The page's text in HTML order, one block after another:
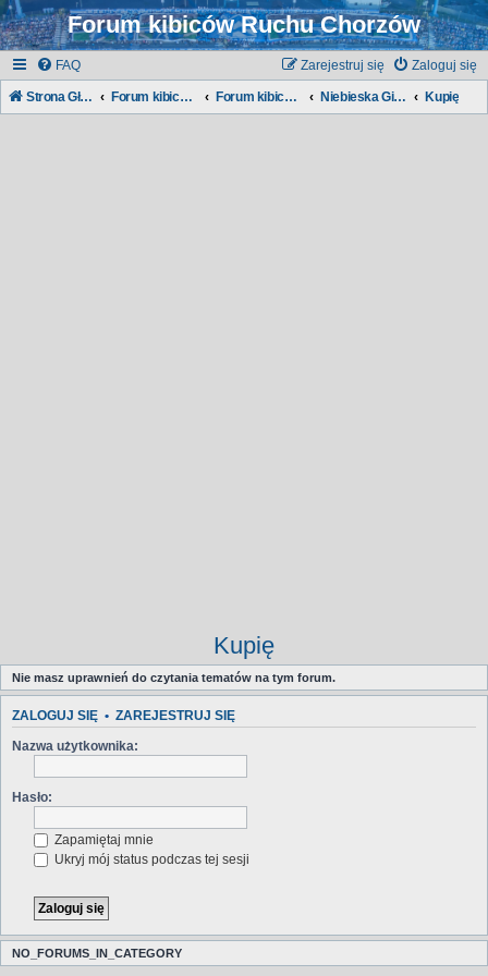
Forum kibiców Ruchu Chorzów
FAQ Zaloguj się
Zarejestruj się
Strona Główna Forum kibiców Ruchu Forum kibiców: Niebieska Giełda Kupię
Kupię
Nie masz uprawnień do czytania tematów na tym forum.
ZALOGUJ SIĘ • ZAREJESTRUJ SIĘ
Nazwa użytkownika:
Hasło:
Zapamiętaj mnie
Ukryj mój status podczas tej sesji
NO_FORUMS_IN_CATEGORY